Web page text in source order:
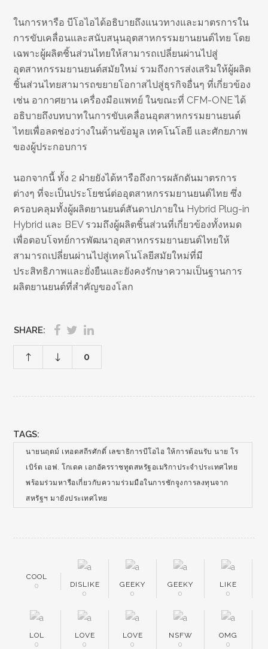
ในการหารือ บีโอไอได้อธิบายถึงแนวทางและมาตรการใน
การขับเคลื่อนและสนับสนุนอุตสาหกรรมยานยนต์ไทย โดย
เฉพาะผู้ผลิตชิ้นส่วนไทยให้สามารถเปลี่ยนผ่านไปสู่
อุตสาหกรรมยานยนต์สมัยใหม่ รวมถึงการส่งเสริมให้ผู้ผลิต
ชิ้นส่วนไทยสามารถขยายโอกาสไปสู่ธุรกิจอื่นๆ ที่เกี่ยวข้อง
เช่น อากาศยาน เครื่องมือแพทย์ ในขณะที่ CFM-ONE ได้
อธิบายถึงบทบาทในการขับเคลื่อนอุตสาหกรรมยานยนต์
ไทยเพื่อลดช่องว่างในด้านข้อมูล เทคโนโลยี และศักยภาพ
ของผู้ประกอบการ
นอกจากนี้ ทั้ง 2 ฝ่ายยังได้หารือถึงการผลักดันมาตรการ
ต่างๆ ที่จะเป็นประโยชน์ต่ออุตสาหกรรมยานยนต์ไทย ซึ่ง
ครอบคลุมทั้งผู้ผลิตยานยนต์สันดาปภายใน Hybrid Plug-in
Hybrid และ BEV รวมถึงผู้ผลิตชิ้นส่วนที่เกี่ยวข้องทั้งหมด
เพื่อตอบโจทย์การพัฒนาอุตสาหกรรมยานยนต์ไทยให้
สามารถเปลี่ยนผ่านไปสู่เทคโนโลยีสมัยใหม่ที่มี
ประสิทธิภาพและยั่งยืนและยังคงรักษาความเป็นฐานการ
ผลิตยานยนต์ที่สำคัญของโลก
SHARE:
0
TAGS:
นายนฤตม์ เทอดสถีรศักดิ์ เลขาธิการบีโอไอ ให้การต้อนรับ นาย โร
เบิร์ต เอฟ. โกเดค เอกอัครราชทูตสหรัฐอเมริกาประจำประเทศไทย
พร้อมร่วมหารือเกี่ยวกับความร่วมมือในการชักจูงการลงทุนจาก
สหรัฐฯ มายังประเทศไทย
COOL
0
DISLIKE
0
GEEKY
0
GEEKY
0
LIKE
0
LOL
0
LOVE
0
LOVE
0
NSFW
0
OMG
0